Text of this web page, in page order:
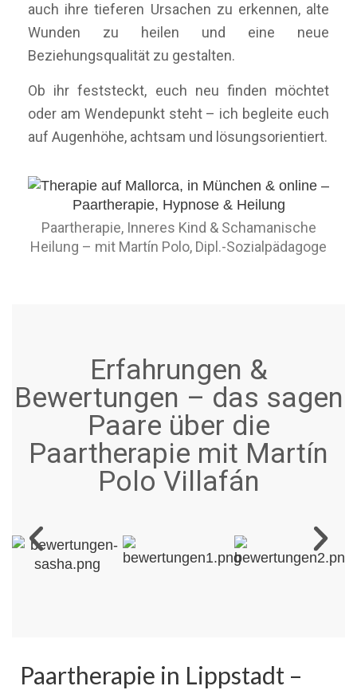
auch ihre tieferen Ursachen zu erkennen, alte
Wunden zu heilen und eine neue
Beziehungsqualität zu gestalten.
Ob ihr feststeckt, euch neu finden möchtet
oder am Wendepunkt steht – ich begleite euch
auf Augenhöhe, achtsam und lösungsorientiert.
Paartherapie, Inneres Kind & Schamanische
Heilung – mit Martín Polo, Dipl.-Sozialpädagoge
Erfahrungen &
Bewertungen – das sagen
Paare über die
Paartherapie mit Martín
Polo Villafán
Paartherapie in Lippstadt –